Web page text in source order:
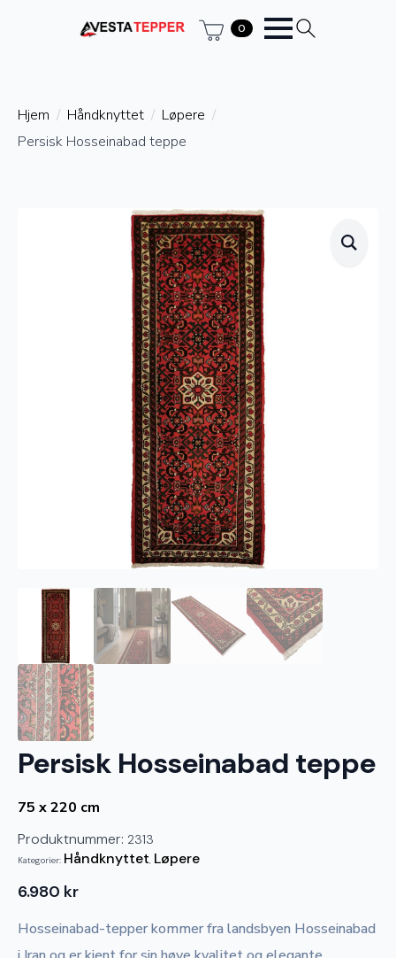
0
Hjem Håndknyttet
Løpere
Persisk Hosseinabad teppe
Persisk Hosseinabad teppe
75 x 220 cm
Produktnummer: 2313
Kategorier: Håndknyttet Løpere
6.980 kr
Hosseinabad-tepper kommer fra landsbyen Hosseinabad